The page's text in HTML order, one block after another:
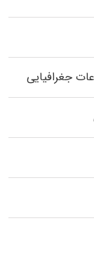
جغرافیایی